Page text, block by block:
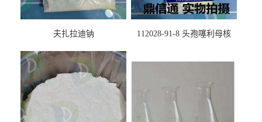
夫扎拉迪钠
112028-91-8 头孢噻利母核